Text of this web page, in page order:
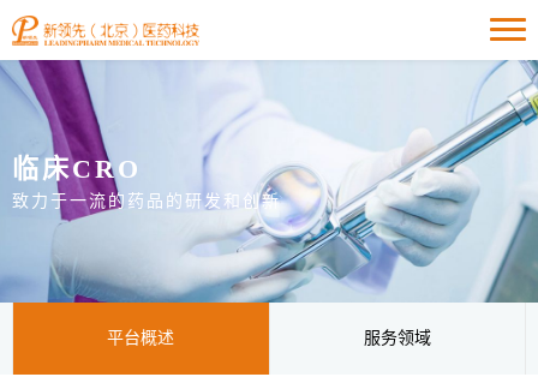
临床CRO
致力于一流的药品的研发和创新
平台概述 服务领域